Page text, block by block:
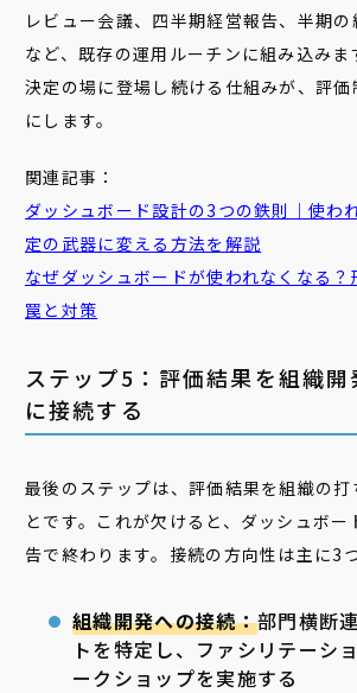
レビュー会議、四半期経営報告、半期
など、既存の運用ルーチンに組み込みま
決定の場に登場し続ける仕組みが、評
にします。
関連記事：
ダッシュボード設計の3つの鉄則｜使わ
定の武器に変える方法を解説
なぜダッシュボードが使われなくなる
罠と対策
ステップ5：評価結果を組織開
に接続する
最後のステップは、評価結果を組織の打
とです。これが欠けると、ダッシュボー
告で終わります。接続の方向性は主に3
組織開発への接続：部門横断
トを特定し、ファシリテーシ
ークショップを実施する